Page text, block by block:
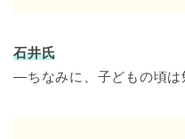
石井氏
―ちなみに、子どもの頃は